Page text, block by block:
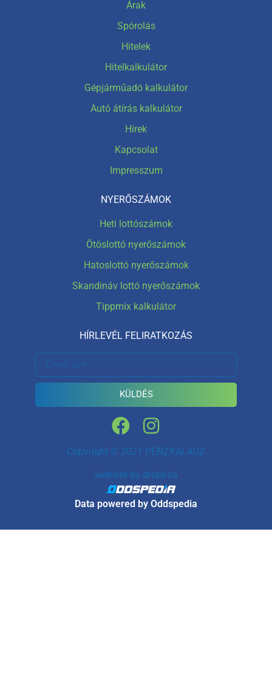
Árak
Spórolás
Hitelek
Hitelkalkulátor
Gépjárműadó kalkulátor
Autó átírás kalkulátor
Hírek
Kapcsolat
Impresszum
NYERŐSZÁMOK
Heti lottószámok
Ötöslottó nyerőszámok
Hatoslottó nyerőszámok
Skandináv lottó nyerőszámok
Tippmix kalkulátor
HÍRLEVÉL FELIRATKOZÁS
KÜLDÉS
Copyright © 2021 PÉNZKALAUZ
website by dropkaa
Data powered by Oddspedia